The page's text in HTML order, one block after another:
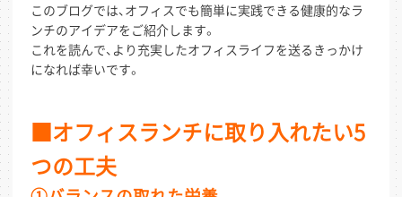
このブログでは、オフィスでも簡単に実践できる健康的なラ
ンチのアイデアをご紹介します。
これを読んで、より充実したオフィスライフを送るきっかけ
になれば幸いです。
■オフィスランチに取り入れたい5
つの工夫